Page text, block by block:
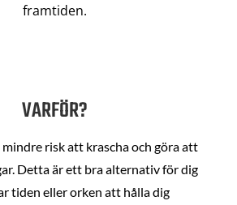
framtiden.
VARFÖR?
risk att krascha och göra att
Detta är ett bra alternativ för dig
tiden eller orken att hålla dig